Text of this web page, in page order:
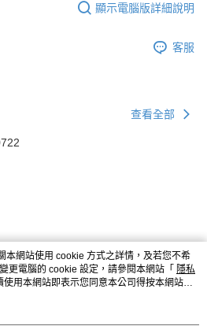
顯示電腦版詳細說明
客服
查看全部
本網站使用 cookie 方式之詳情，及若您不希
更電腦的 cookie 設定，請參閱本網站「 隱私
使用本網站即表示您同意本公司得按本網站使